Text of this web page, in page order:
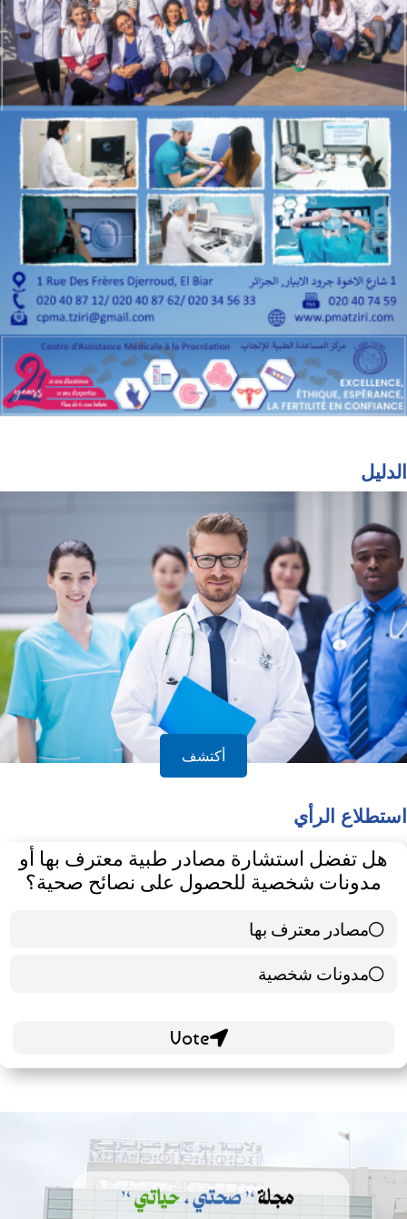
الدليل
أكتشف
استطلاع الرأي
هل تفضل استشارة مصادر طبية معترف بها أو
مدونات شخصية للحصول على نصائح صحية؟
مصادر معترف بها
39 ( 65 % )
مدونات شخصية
21 ( 35 % )